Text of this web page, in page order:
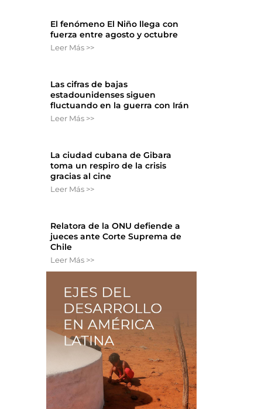
El fenómeno El Niño llega con
fuerza entre agosto y octubre
Leer Más >>
Las cifras de bajas
estadounidenses siguen
fluctuando en la guerra con Irán
Leer Más >>
La ciudad cubana de Gibara
toma un respiro de la crisis
gracias al cine
Leer Más >>
Relatora de la ONU defiende a
jueces ante Corte Suprema de
Chile
Leer Más >>